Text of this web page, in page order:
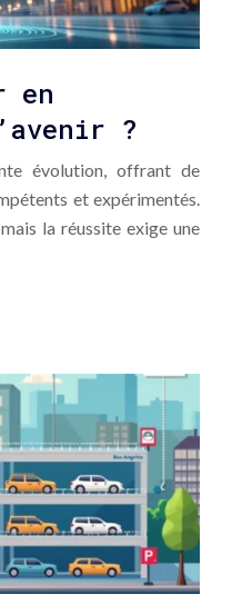
en
?
évolution, offrant de
et expérimentés.
la réussite exige une